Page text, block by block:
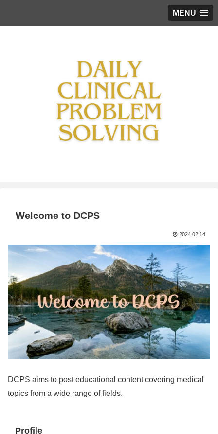
MENU
Welcome to DCPS
2024.02.14
DCPS aims to post educational content covering medical
topics from a wide range of fields.
Profile